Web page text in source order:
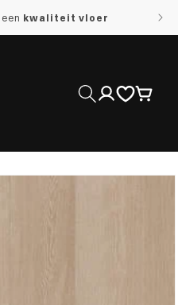
een kwaliteit vloer
Inloggen